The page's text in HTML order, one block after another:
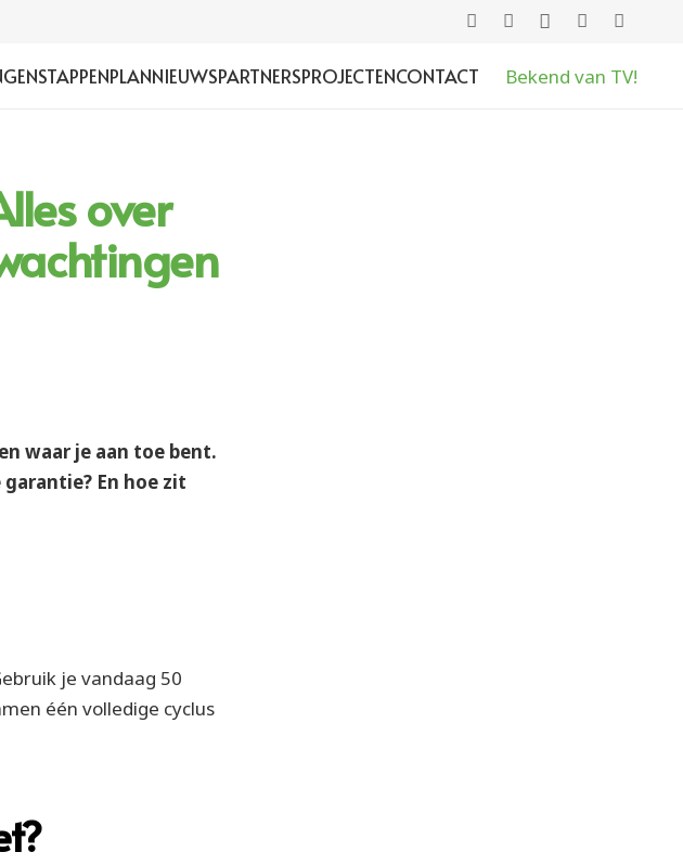
STAPPENPLANNIEUWSPARTNERSPROJECTENCONTACT Bekend van TV!
over
waar je aan toe bent.
En hoe zit
je vandaag 50
één volledige cyclus